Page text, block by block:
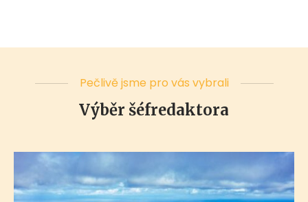
Pečlivě jsme pro vás vybrali
Výběr šéfredaktora